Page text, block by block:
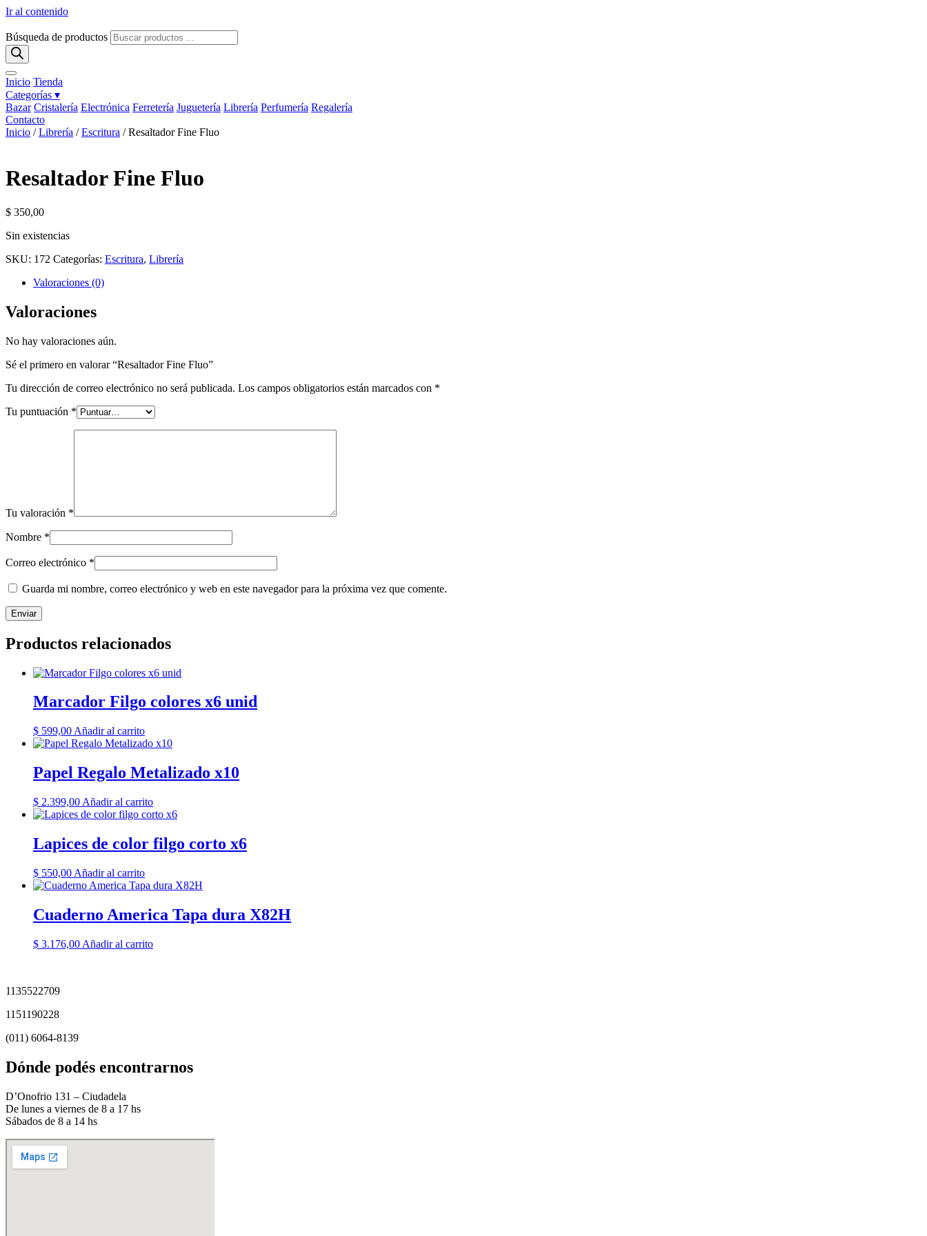
Ir al contenido
Búsqueda de productos
Inicio Tienda
Categorías ▾
Bazar Cristalería Electrónica Ferretería Juguetería Librería Perfumería Regalería
Contacto
Inicio /Librería /Escritura / Resaltador Fine Fluo
Resaltador Fine Fluo
$ 350,00
Sin existencias
SKU: 172 Categorías: Escritura, Librería
Valoraciones (0)
Valoraciones
No hay valoraciones aún.
Sé el primero en valorar “Resaltador Fine Fluo”
Tu dirección de correo electrónico no será publicada. Los campos obligatorios están marcados con *
Tu puntuación *
Tu valoración *
Nombre *
Correo electrónico *
Guarda mi nombre, correo electrónico y web en este navegador para la próxima vez que comente.
Productos relacionados
Marcador Filgo colores x6 unid
$ 599,00 Añadir al carrito
Papel Regalo Metalizado x10
$ 2.399,00 Añadir al carrito
Lapices de color filgo corto x6
$ 550,00 Añadir al carrito
Cuaderno America Tapa dura X82H
$ 3.176,00 Añadir al carrito
1135522709
1151190228
(011) 6064-8139
Dónde podés encontrarnos
D’Onofrio 131 – Ciudadela
De lunes a viernes de 8 a 17 hs
Sábados de 8 a 14 hs